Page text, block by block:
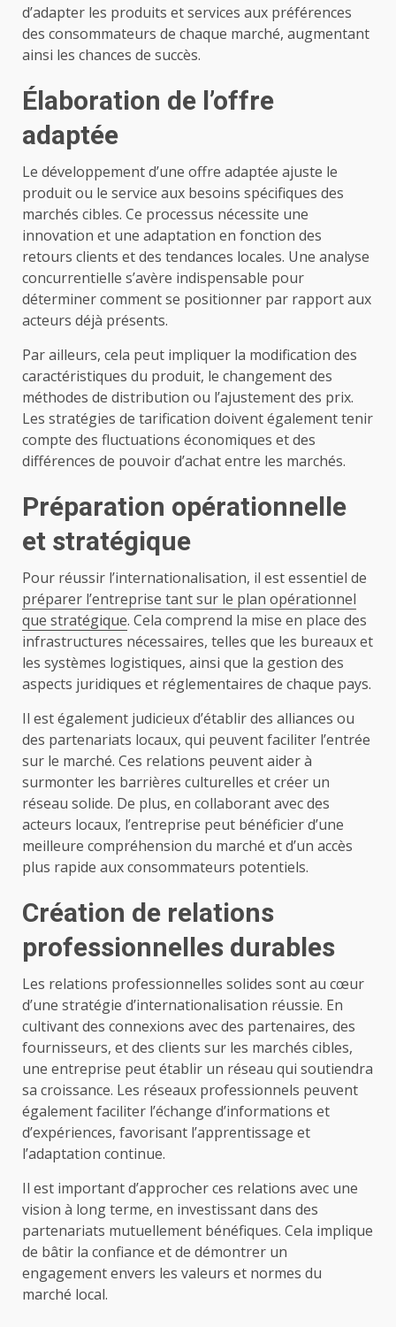
d’adapter les produits et services aux préférences
des consommateurs de chaque marché, augmentant
ainsi les chances de succès.
Élaboration de l’offre
adaptée
Le développement d’une offre adaptée ajuste le
produit ou le service aux besoins spécifiques des
marchés cibles. Ce processus nécessite une
innovation et une adaptation en fonction des
retours clients et des tendances locales. Une analyse
concurrentielle s’avère indispensable pour
déterminer comment se positionner par rapport aux
acteurs déjà présents.
Par ailleurs, cela peut impliquer la modification des
caractéristiques du produit, le changement des
méthodes de distribution ou l’ajustement des prix.
Les stratégies de tarification doivent également tenir
compte des fluctuations économiques et des
différences de pouvoir d’achat entre les marchés.
Préparation opérationnelle
et stratégique
Pour réussir l’internationalisation, il est essentiel de
préparer l’entreprise tant sur le plan opérationnel
que stratégique. Cela comprend la mise en place des
infrastructures nécessaires, telles que les bureaux et
les systèmes logistiques, ainsi que la gestion des
aspects juridiques et réglementaires de chaque pays.
Il est également judicieux d’établir des alliances ou
des partenariats locaux, qui peuvent faciliter l’entrée
sur le marché. Ces relations peuvent aider à
surmonter les barrières culturelles et créer un
réseau solide. De plus, en collaborant avec des
acteurs locaux, l’entreprise peut bénéficier d’une
meilleure compréhension du marché et d’un accès
plus rapide aux consommateurs potentiels.
Création de relations
professionnelles durables
Les relations professionnelles solides sont au cœur
d’une stratégie d’internationalisation réussie. En
cultivant des connexions avec des partenaires, des
fournisseurs, et des clients sur les marchés cibles,
une entreprise peut établir un réseau qui soutiendra
sa croissance. Les réseaux professionnels peuvent
également faciliter l’échange d’informations et
d’expériences, favorisant l’apprentissage et
l’adaptation continue.
Il est important d’approcher ces relations avec une
vision à long terme, en investissant dans des
partenariats mutuellement bénéfiques. Cela implique
de bâtir la confiance et de démontrer un
engagement envers les valeurs et normes du
marché local.